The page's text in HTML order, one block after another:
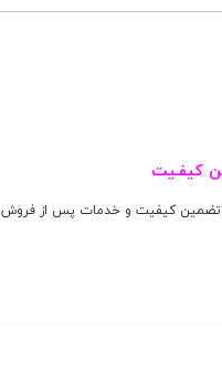
کیفـیت
تضمین کیفیت و خدمات پس از فروش